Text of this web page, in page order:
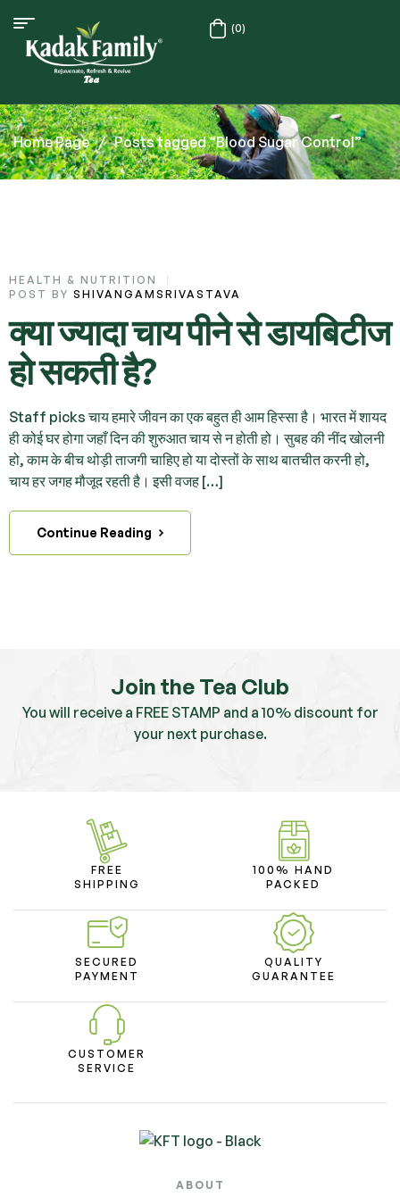
(0)
Home Page / Posts tagged “Blood Sugar Control”
HEALTH & NUTRITION
POST BY SHIVANGAMSRIVASTAVA
क्या ज्यादा चाय पीने से डायबिटीज
हो सकती है?
Staff picks चाय हमारे जीवन का एक बहुत ही आम हिस्सा है। भारत में शायद
ही कोई घर होगा जहाँ दिन की शुरुआत चाय से न होती हो। सुबह की नींद खोलनी
हो, काम के बीच थोड़ी ताजगी चाहिए हो या दोस्तों के साथ बातचीत करनी हो,
चाय हर जगह मौजूद रहती है। इसी वजह […]
Continue Reading
Join the Tea Club
You will receive a FREE STAMP and a 10% discount for
your next purchase.
FREE
SHIPPING
100% HAND
PACKED
SECURED
PAYMENT
QUALITY
GUARANTEE
CUSTOMER
SERVICE
ABOUT